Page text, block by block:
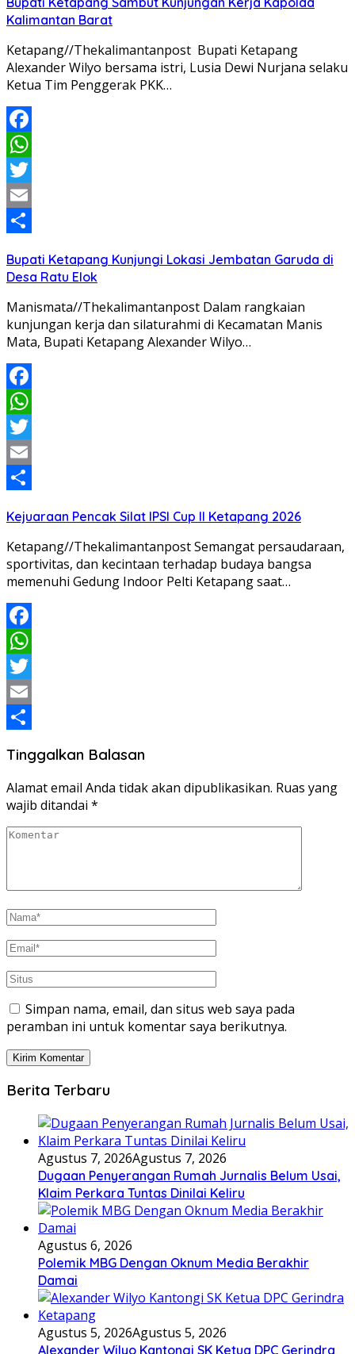
Kalimantan Barat
Ketapang//Thekalimantanpost Bupati Ketapang
Alexander Wilyo bersama istri, Lusia Dewi Nurjana selaku
Ketua Tim Penggerak PKK…
Facebook
WhatsApp
Twitter
Email
Bupati Ketapang Kunjungi Lokasi Jembatan Garuda di
Desa Ratu Elok
Manismata//Thekalimantanpost Dalam rangkaian
kunjungan kerja dan silaturahmi di Kecamatan Manis
Mata, Bupati Ketapang Alexander Wilyo…
Facebook
WhatsApp
Twitter
Email
Kejuaraan Pencak Silat IPSI Cup II Ketapang 2026
Ketapang//Thekalimantanpost Semangat persaudaraan,
sportivitas, dan kecintaan terhadap budaya bangsa
memenuhi Gedung Indoor Pelti Ketapang saat…
Facebook
WhatsApp
Twitter
Email
Tinggalkan Balasan
Alamat email Anda tidak akan dipublikasikan. Ruas yang
wajib ditandai *
Simpan nama, email, dan situs web saya pada
peramban ini untuk komentar saya berikutnya.
Berita Terbaru
Agustus 7, 2026Agustus 7, 2026
Dugaan Penyerangan Rumah Jurnalis Belum Usai,
Klaim Perkara Tuntas Dinilai Keliru
Agustus 6, 2026
Polemik MBG Dengan Oknum Media Berakhir
Damai
Agustus 5, 2026Agustus 5, 2026
Alexander Wilyo Kantongi SK Ketua DPC Gerindra